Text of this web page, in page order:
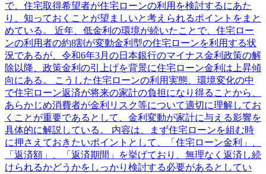
で、住宅取得希望者が住宅ローンの利用を検討するにあた
り、知っておくことが望ましいと考えられるポイントをまと
めている。 近年、低金利の環境が続いたことで、住宅ロー
ンの利用者の約8割が変動金利型の住宅ローンを利用する状
況であるが、令和6年3月の日本銀行のマイナス金利政策の解
除以降、政策金利の引上げを背景に住宅ローン金利は上昇傾
向にある。 こうした住宅ローンの利用実態、環境変化の中
で住宅ローン返済が将来の家計の負担になり得ることから、
あらかじめ消費者が金利リスク等について適切に理解してお
くことが重要であるとして、金利変動が家計に与える影響を
具体的に解説している。 内容は、まず住宅ローンを組む時
に押さえておきたいポイントとして、「住宅ローン金利」、
「返済額」、「返済期間」を挙げており、無理なく返済し続
けられるかどうかをしっかり検討する必要があるとしてい